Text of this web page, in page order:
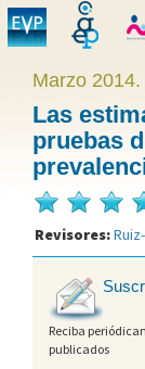
Marzo
Las
pruebas
Revisores:
Reciba
publicados